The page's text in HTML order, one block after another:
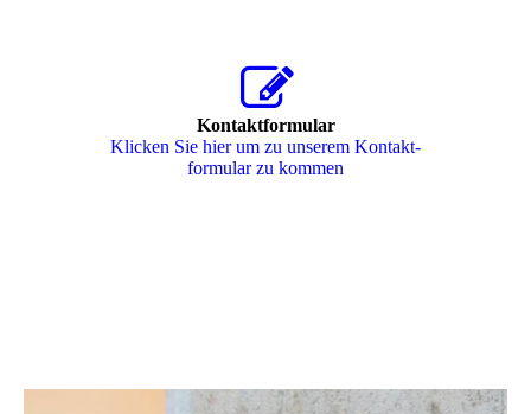
Kontaktformular
Klicken Sie hier um zu unserem Kon­takt­
for­mu­lar zu kommen